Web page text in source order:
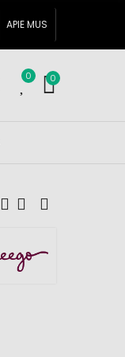
APIE MUS
0 0